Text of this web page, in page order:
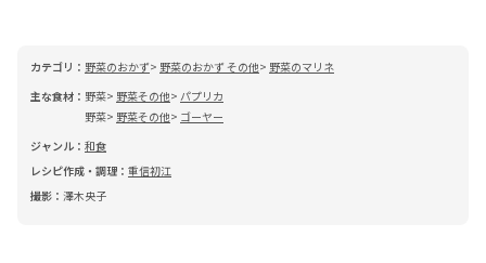
カテゴリ： 野菜のおかず 野菜のおかず その他
野菜のマリネ
主な食材： 野菜 野菜その他
パプリカ
野菜
野菜その他
ゴーヤー
ジャンル： 和食
レシピ作成・調理： 重信初江
撮影： 澤木央子